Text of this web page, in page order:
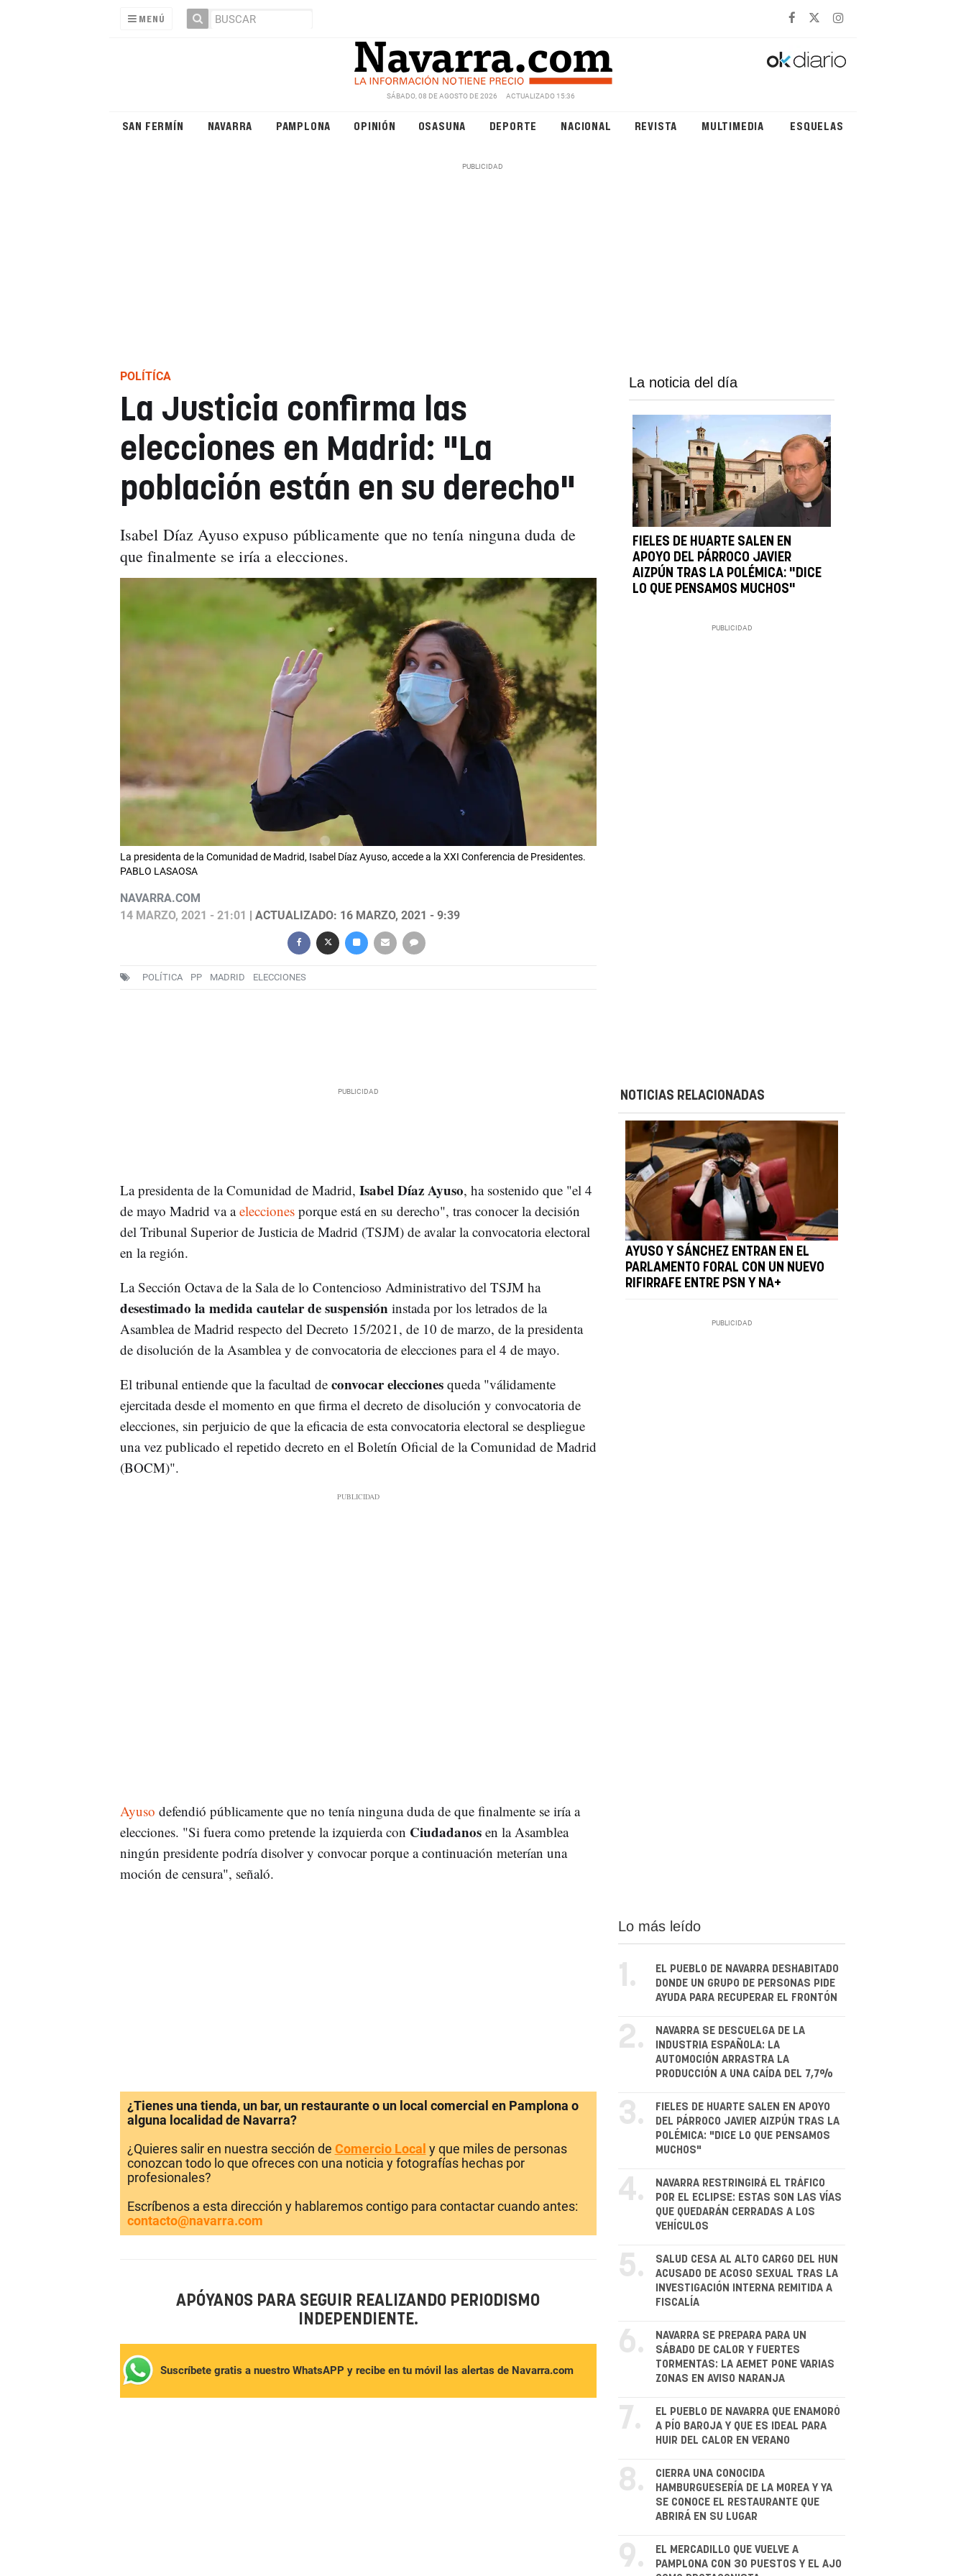
MENÚ
SÁBADO, 08 DE AGOSTO DE 2026 ACTUALIZADO 15:36
SAN FERMÍN NAVARRA PAMPLONA OPINIÓN OSASUNA DEPORTE NACIONAL REVISTA MULTIMEDIA ESQUELAS
POLÍTÍCA
La Justicia confirma las
elecciones en Madrid: "La
población están en su derecho"
Isabel Díaz Ayuso expuso públicamente que no tenía ninguna duda de
que finalmente se iría a elecciones.
La presidenta de la Comunidad de Madrid, Isabel Díaz Ayuso, accede a la XXI Conferencia de Presidentes.
PABLO LASAOSA
NAVARRA.COM
14 MARZO, 2021 - 21:01 | ACTUALIZADO: 16 MARZO, 2021 - 9:39
POLÍTICA PP MADRID ELECCIONES
La noticia del día
FIELES DE HUARTE SALEN EN
APOYO DEL PÁRROCO JAVIER
AIZPÚN TRAS LA POLÉMICA: "DICE
LO QUE PENSAMOS MUCHOS"
La presidenta de la Comunidad de Madrid, Isabel Díaz Ayuso, ha sostenido que "el 4
de mayo Madrid va aeleccionesporque está en su derecho", tras conocer la decisión
del Tribunal Superior de Justicia de Madrid (TSJM) de avalar la convocatoria electoral
en la región.
La Sección Octava de la Sala de lo Contencioso Administrativo del TSJM ha
desestimado la medida cautelar de suspensión instada por los letrados de la
Asamblea de Madrid respecto del Decreto 15/2021, de 10 de marzo, de la presidenta
de disolución de la Asamblea y de convocatoria de elecciones para el 4 de mayo.
El tribunal entiende que la facultad de convocar eleccionesqueda "válidamente
ejercitada desde el momento en que firma el decreto de disolución y convocatoria de
elecciones, sin perjuicio de que la eficacia de esta convocatoria electoral se despliegue
una vez publicado el repetido decreto en el Boletín Oficial de la Comunidad de Madrid
(BOCM)".
Ayuso defendió públicamente que no tenía ninguna duda de que finalmente se iría a
elecciones. "Si fuera como pretende la izquierda con Ciudadanos en la Asamblea
ningún presidente podría disolver y convocar porque a continuación meterían una
moción de censura", señaló.
NOTICIAS RELACIONADAS
AYUSO Y SÁNCHEZ ENTRAN EN EL
PARLAMENTO FORAL CON UN NUEVO
RIFIRRAFE ENTRE PSN Y NA+
¿Tienes una tienda, un bar, un restaurante o un local comercial en Pamplona o
alguna localidad de Navarra?
¿Quieres salir en nuestra sección de Comercio Local y que miles de personas
conozcan todo lo que ofreces con una noticia y fotografías hechas por
profesionales?
Escríbenos a esta dirección y hablaremos contigo para contactar cuando antes:
contacto@navarra.com
APÓYANOS PARA SEGUIR REALIZANDO PERIODISMO
INDEPENDIENTE.
Suscríbete gratis a nuestro WhatsAPP y recibe en tu móvil las alertas de Navarra.com
Lo más leído
1.
EL PUEBLO DE NAVARRA DESHABITADO
DONDE UN GRUPO DE PERSONAS PIDE
AYUDA PARA RECUPERAR EL FRONTÓN
2.
NAVARRA SE DESCUELGA DE LA
INDUSTRIA ESPAÑOLA: LA
AUTOMOCIÓN ARRASTRA LA
PRODUCCIÓN A UNA CAÍDA DEL 7,7%
3.
FIELES DE HUARTE SALEN EN APOYO
DEL PÁRROCO JAVIER AIZPÚN TRAS LA
POLÉMICA: "DICE LO QUE PENSAMOS
MUCHOS"
4.
NAVARRA RESTRINGIRÁ EL TRÁFICO
POR EL ECLIPSE: ESTAS SON LAS VÍAS
QUE QUEDARÁN CERRADAS A LOS
VEHÍCULOS
5.
SALUD CESA AL ALTO CARGO DEL HUN
ACUSADO DE ACOSO SEXUAL TRAS LA
INVESTIGACIÓN INTERNA REMITIDA A
FISCALÍA
6.
NAVARRA SE PREPARA PARA UN
SÁBADO DE CALOR Y FUERTES
TORMENTAS: LA AEMET PONE VARIAS
ZONAS EN AVISO NARANJA
7.
EL PUEBLO DE NAVARRA QUE ENAMORÓ
A PÍO BAROJA Y QUE ES IDEAL PARA
HUIR DEL CALOR EN VERANO
8.
CIERRA UNA CONOCIDA
HAMBURGUESERÍA DE LA MOREA Y YA
SE CONOCE EL RESTAURANTE QUE
ABRIRÁ EN SU LUGAR
9.
EL MERCADILLO QUE VUELVE A
PAMPLONA CON 30 PUESTOS Y EL AJO